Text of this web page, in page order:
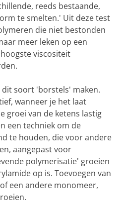
reeds bestaande,
te smelten.' Uit deze test
die niet bestonden
meer leken op een
viscositeit
dit soort 'borstels' maken.
wanneer je het laat
groei van de ketens lastig
een techniek om de
te houden, die voor andere
aangepast voor
polymerisatie' groeien
op is. Toevoegen van
een andere monomeer,